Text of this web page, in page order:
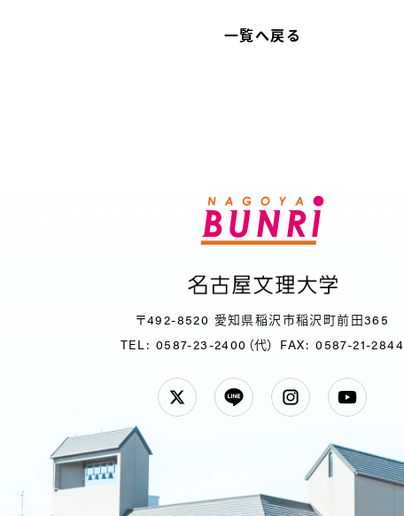
一覧へ戻る
〒492-8520 愛知県稲沢市稲沢町前田365
TEL: 0587-23-2400（代） FAX: 0587-21-2844